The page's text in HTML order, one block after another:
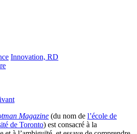
Innovation, RD
Magazine (du nom de l’école de
de Toronto) est consacré à la